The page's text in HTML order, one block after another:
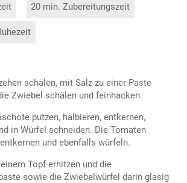
20 min. Zubereitungszeit
schälen, mit Salz zu einer Paste
Zwiebel schälen und feinhacken.
putzen, halbieren, entkernen,
in Würfel schneiden. Die Tomaten
und ebenfalls würfeln.
Topf erhitzen und die
sowie die Zwiebelwürfel darin glasig